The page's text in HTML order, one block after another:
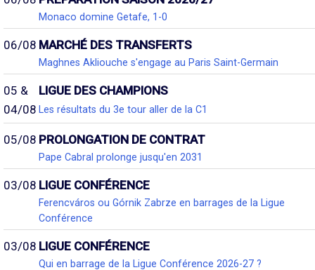
Monaco domine Getafe, 1-0
06/08 MARCHÉ DES TRANSFERTS
Maghnes Akliouche s'engage au Paris Saint-Germain
05 &
04/08
LIGUE DES CHAMPIONS
Les résultats du 3e tour aller de la C1
05/08 PROLONGATION DE CONTRAT
Pape Cabral prolonge jusqu'en 2031
03/08 LIGUE CONFÉRENCE
Ferencváros ou Górnik Zabrze en barrages de la Ligue
Conférence
03/08 LIGUE CONFÉRENCE
Qui en barrage de la Ligue Conférence 2026-27 ?